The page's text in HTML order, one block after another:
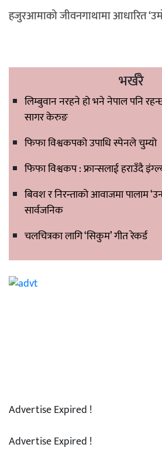
हजुरआमाको जीवनगाथामा आधारित
भर्खरै
लिम्बुवान नरहने हो भने नेपाल पनि
सागर केरुङ
फिफा विश्वकपको उपाधि स्पेनले चुम्यो
फिफा विश्वकप : फ्रान्सलाई हराउँदै
बिवश र निरन्ताको आवाजमा पालाम
सार्वजनिक
चलचित्रका लागि ‘सिकुम’ गीत रेकर्ड
Advertise Expired !
Advertise Expired !